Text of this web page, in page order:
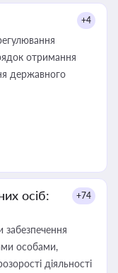
+4
отримання
державного
осіб:
+74
особами,
діяльності